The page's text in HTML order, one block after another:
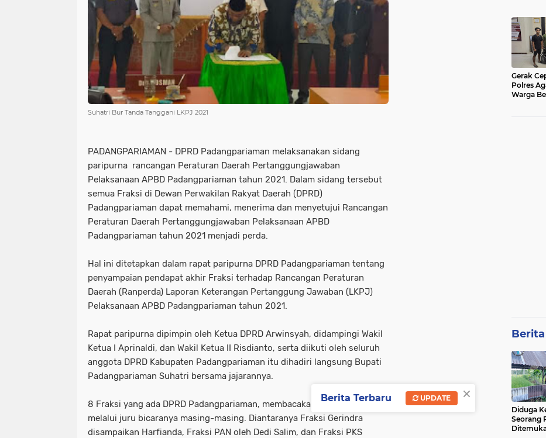
Suhatri Bur Tanda Tanggani LKPJ 2021
PADANGPARIAMAN - DPRD Padangpariaman melaksanakan sidang
paripurna rancangan Peraturan Daerah Pertanggungjawaban
Pelaksanaan APBD Padangpariaman tahun 2021. Dalam sidang tersebut
semua Fraksi di Dewan Perwakilan Rakyat Daerah (DPRD)
Padangpariaman dapat memahami, menerima dan menyetujui Rancangan
Peraturan Daerah Pertanggungjawaban Pelaksanaan APBD
Padangpariaman tahun 2021 menjadi perda.
Hal ini ditetapkan dalam rapat paripurna DPRD Padangpariaman tentang
penyampaian pendapat akhir Fraksi terhadap Rancangan Peraturan
Daerah (Ranperda) Laporan Keterangan Pertanggung Jawaban (LKPJ)
Pelaksanaan APBD Padangpariaman tahun 2021.
Rapat paripurna dipimpin oleh Ketua DPRD Arwinsyah, didampingi Wakil
Ketua I Aprinaldi, dan Wakil Ketua II Risdianto, serta diikuti oleh seluruh
anggota DPRD Kabupaten Padangpariaman itu dihadiri langsung Bupati
Padangpariaman Suhatri bersama jajarannya.
8 Fraksi yang ada DPRD Padangpariaman, membacakan pendapat akhir
melalui juru bicaranya masing-masing. Diantaranya Fraksi Gerindra
disampaikan Harfianda, Fraksi PAN oleh Dedi Salim, dan Fraksi PKS
Gerak
Polres
Warga
Diduga
Seorang
×
Berita Terbaru UPDATE